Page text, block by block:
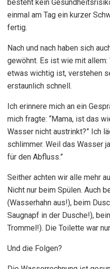
besteht kein
einmal am Tag ein kurzer
fertig.
Nach und nach haben sich
gewöhnt. Es ist wie mit allem:
etwas wichtig ist, verstehen
erstaunlich schnell.
Ich erinnere mich an ein
mich fragte: “Mama, ist das
Wasser nicht austrinkt?” Ich
schlimmer. Weil das Wasser
für den Abfluss.”
Seither achten wir alle mehr
Nicht nur beim Spülen. Auch
(Wasserhahn aus!), beim
Saugnapf in der Dusche!),
Trommel!). Die Toilette war
Und die Folgen?